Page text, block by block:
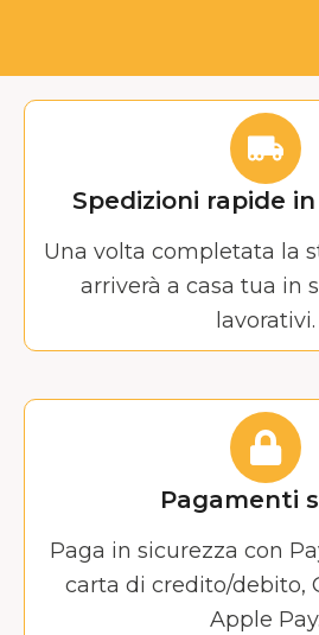
Spedizioni rapide
Una volta completata la
arriverà a casa tua in
lavorativi.
Pagamenti
Paga in sicurezza con
carta di credito/debito,
Apple Pay.